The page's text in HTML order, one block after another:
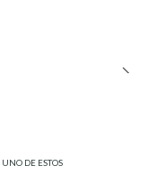
DE ESTOS